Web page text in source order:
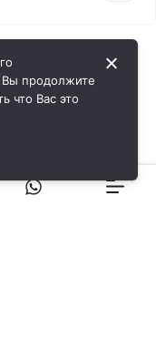
Вы продолжите
что Вас это